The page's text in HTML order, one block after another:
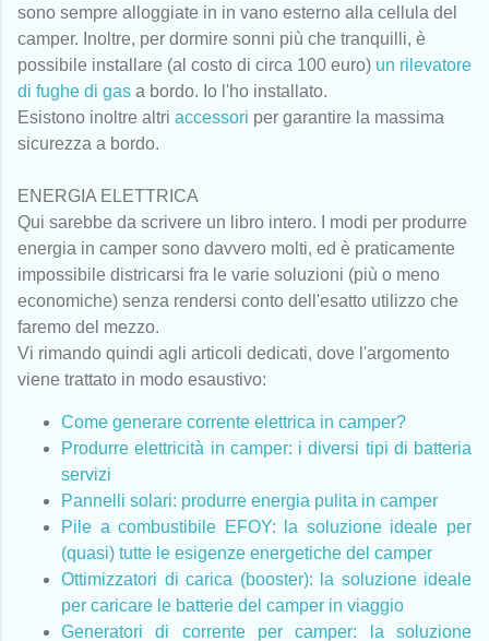
sono sempre alloggiate in in vano esterno alla cellula del
camper. Inoltre, per dormire sonni più che tranquilli, è
possibile installare (al costo di circa 100 euro) un rilevatore
di fughe di gas a bordo. Io l'ho installato.
Esistono inoltre altri accessori per garantire la massima
sicurezza a bordo.
ENERGIA ELETTRICA
Qui sarebbe da scrivere un libro intero. I modi per produrre
energia in camper sono davvero molti, ed è praticamente
impossibile districarsi fra le varie soluzioni (più o meno
economiche) senza rendersi conto dell'esatto utilizzo che
faremo del mezzo.
Vi rimando quindi agli articoli dedicati, dove l'argomento
viene trattato in modo esaustivo:
Come generare corrente elettrica in camper?
Produrre elettricità in camper: i diversi tipi di batteria
servizi
Pannelli solari: produrre energia pulita in camper
Pile a combustibile EFOY: la soluzione ideale per
(quasi) tutte le esigenze energetiche del camper
Ottimizzatori di carica (booster): la soluzione ideale
per caricare le batterie del camper in viaggio
Generatori di corrente per camper: la soluzione